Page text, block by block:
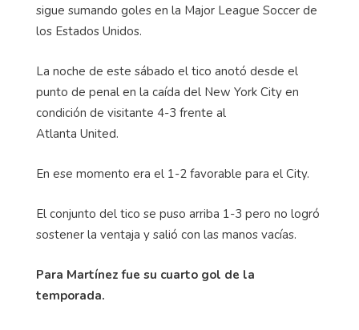
sigue sumando goles en la Major League Soccer de
los Estados Unidos.
La noche de este sábado el tico anotó desde el
punto de penal en la caída del New York City en
condición de visitante 4-3 frente al
Atlanta United.
En ese momento era el 1-2 favorable para el City.
El conjunto del tico se puso arriba 1-3 pero no logró
sostener la ventaja y salió con las manos vacías.
Para Martínez fue su cuarto gol de la
temporada.